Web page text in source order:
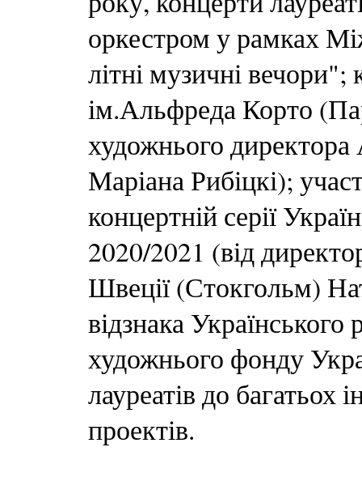
оркестром у рамках
літні музичні вечори";
ім.Альфреда Корто
художнього директора
Маріана Рибіцкі);
концертній серії
2020/2021 (від
Швеції (Стокгольм)
відзнака
художнього фонду
лауреатів до
проектів.